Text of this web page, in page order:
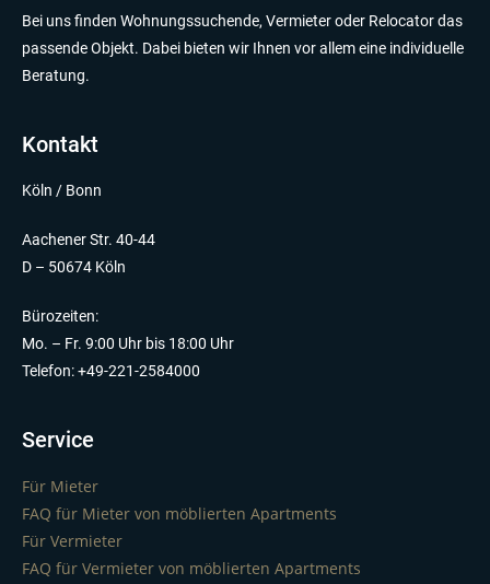
Bei uns finden Wohnungssuchende, Vermieter oder Relocator das
passende Objekt. Dabei bieten wir Ihnen vor allem eine individuelle
Beratung.
Kontakt
Köln / Bonn
Aachener Str. 40-44
D – 50674 Köln
Bürozeiten:
Mo. – Fr. 9:00 Uhr bis 18:00 Uhr
Telefon: +49-221-2584000
Service
Für Mieter
FAQ für Mieter von möblierten Apartments
Für Vermieter
FAQ für Vermieter von möblierten Apartments